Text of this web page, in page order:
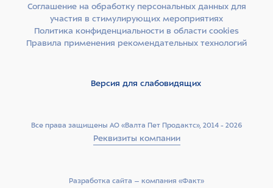
незаменимых аминокислот, витаминов и минералов. Они
легко усваиваются, помогают поддерживать
оптимальный вес питомца, стабилизируют обмен
веществ.
и просо. Специально подобраны злаки с разным
постепенно, а значит, чувство голода не наступает
гороха и люцерновая мука. Свекольная пульпа
Все права защищены АО «Валта Пет Продактс», 2014 - 2026
Реквизиты компании
Соглашение на обработку персональных данных для
участия в стимулирующих мероприятиях
Политика конфиденциальности в области cookies
Правила применения рекомендательных технологий
Версия для слабовидящих
Разработка сайта –­ компания «Факт»